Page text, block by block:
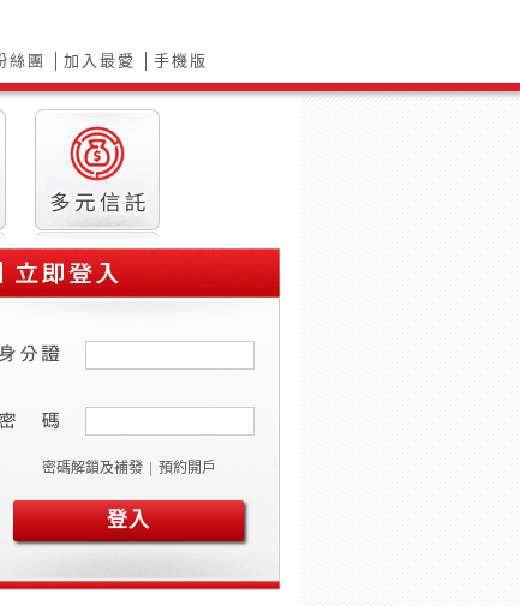
絲團 │加入最愛 │手機版
登入
密碼解鎖及補發 | 預約開戶